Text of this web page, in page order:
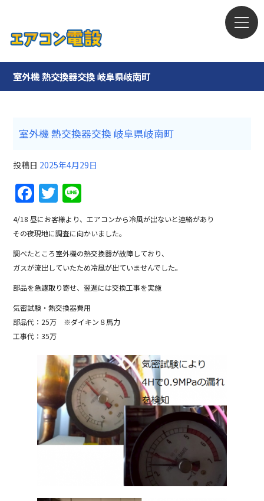
室外機 熱交換器交換 岐阜県岐南町
室外機 熱交換器交換 岐阜県岐南町
投稿日 2025年4月29日
F
a
c
e
b
o
o
k
T
w
itt
er
n
e
4/18 昼にお客様より、エアコンから冷風が出ないと連絡があり
その夜現地に調査に向かいました。
調べたところ室外機の熱交換器が故障しており、
ガスが流出していたため冷風が出ていませんでした。
部品を急遽取り寄せ、翌週には交換工事を実施
気密試験・熱交換器費用
部品代：25万 ※ダイキン８馬力
工事代：35万